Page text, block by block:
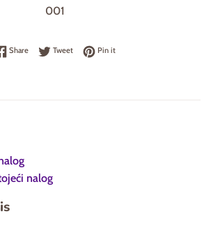
001
ShareShare on Facebook
TweetTweet on Twitter
Pin itPin on Pinterest
nalog